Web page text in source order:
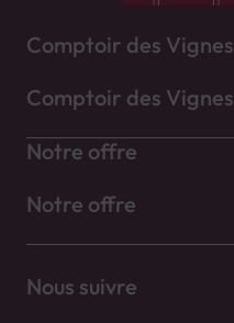
Comptoir des Vignes
Comptoir des Vignes
Notre offre
Notre offre
Nous suivre